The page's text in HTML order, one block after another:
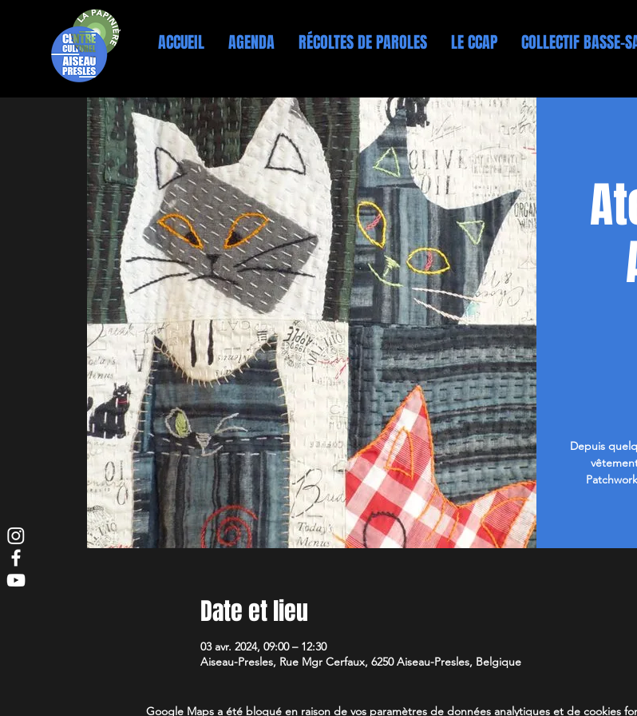
ACCUEIL AGENDA RÉCOLTES DE PAROLES LE CCAP COLLECTIF BASSE-
Depuis
Date et lieu
03 avr. 2024, 09:00 – 12:30
Aiseau-Presles, Rue Mgr Cerfaux, 6250 Aiseau-Presles, Belgique
Google Maps a été bloqué en raison de vos paramètres de données analytiques et de cookies